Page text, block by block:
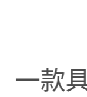
一款